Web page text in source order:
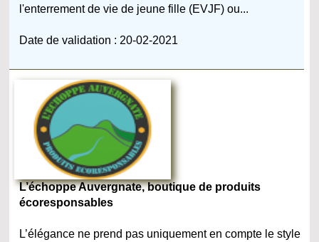
l'enterrement de vie de jeune fille (EVJF) ou...
Date de validation : 20-02-2021
L’échoppe Auvergnate, boutique de produits
écoresponsables
L’élégance ne prend pas uniquement en compte le style